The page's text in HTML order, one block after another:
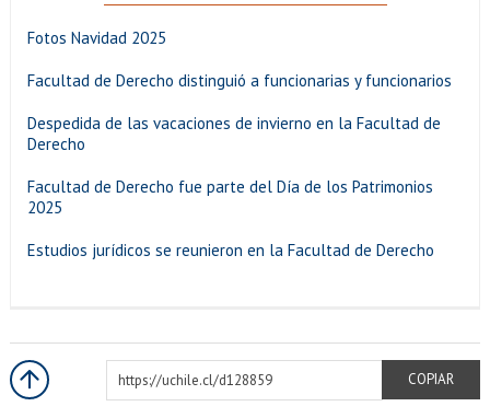
Fotos Navidad 2025
Facultad de Derecho distinguió a funcionarias y funcionarios
Despedida de las vacaciones de invierno en la Facultad de
Derecho
Facultad de Derecho fue parte del Día de los Patrimonios
2025
Estudios jurídicos se reunieron en la Facultad de Derecho
https://uchile.cl/d128859
COPIAR